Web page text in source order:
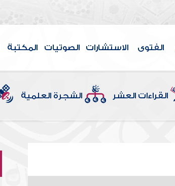
الفتوى الاستشارات الصوتيات المكتبة
القراءات العشر الشجرة العلمية